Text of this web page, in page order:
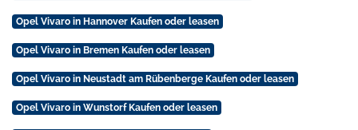
Opel Vivaro in Hannover Kaufen oder leasen
Opel Vivaro in Bremen Kaufen oder leasen
Opel Vivaro in Neustadt am Rübenberge Kaufen oder leasen
Opel Vivaro in Wunstorf Kaufen oder leasen